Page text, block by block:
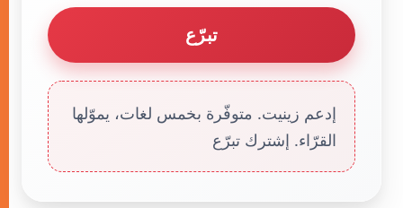
تبرّع
إدعم زينيت. متوفّرة بخمس لغات، يموّلها
القرّاء. إشترك تبرّع